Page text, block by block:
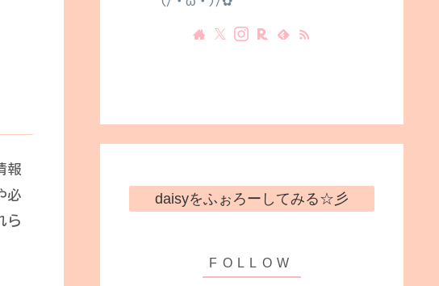
報
必
ら
daisyをふぉろーしてみる☆彡